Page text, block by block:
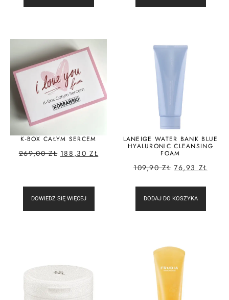
K-BOX CAŁYM SERCEM
269,00ZŁ 188,30 ZŁ
DOWIEDZ SIĘ WIĘCEJ
LANEIGE WATER BANK BLUE
HYALURONIC CLEANSING
FOAM
109,90ZŁ 76,93 ZŁ
DODAJ DO KOSZYKA